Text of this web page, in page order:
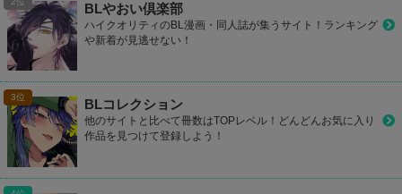
BLやおい倶楽部
ハイクオリティのBL漫画・同人誌が集うサイト！ランキング
や新着が見逃せない！
BLコレクション
他のサイトと比べて冊数はTOPレベル！どんどんお気に入り
作品を見つけて登録しよう！